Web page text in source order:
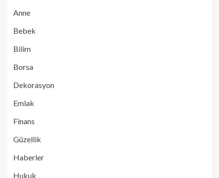
Anne
Bebek
Bilim
Borsa
Dekorasyon
Emlak
Finans
Güzellik
Haberler
Hukuk